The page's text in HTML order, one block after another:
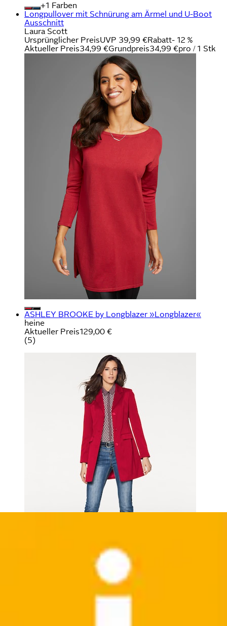
+
Farben
Longpullover mit Schnürung am Ärmel und U-Boot
Ausschnitt
Laura Scott
Ursprünglicher PreisUVP 39,99 €Rabatt- 12 %
Aktueller Preis34,99 €Grundpreis34,99 €pro / 1 Stk
ASHLEY BROOKE by Longblazer »Longblazer«
heine
Aktueller Preis129,00 €
(5)